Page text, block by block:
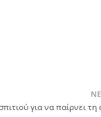
για να παίρνει τη